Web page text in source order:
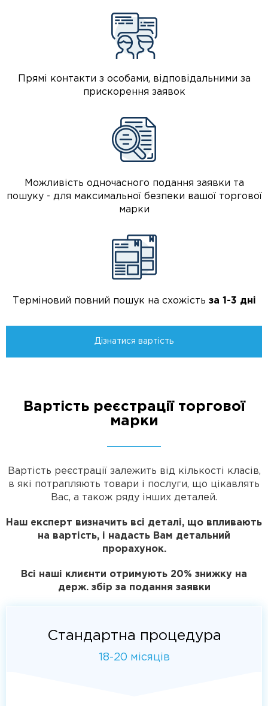
Прямі контакти з особами, відповідальними за
прискорення заявок
Можливість одночасного подання заявки та
пошуку - для максимальної безпеки вашої торгової
марки
Терміновий повний пошук на схожість за 1-3 дні
Дізнатися вартість
Вартість реєстрації торгової
марки
Вартість реєстрації залежить від кількості класів,
в які потрапляють товари і послуги, що цікавлять
Вас, а також ряду інших деталей.
Наш експерт визначить всі деталі, що впливають
на вартість, і надасть Вам детальний
прорахунок.
Всі наші клиєнти отримують 20% знижку на
держ. збір за подання заявки
Стандартна процедура
18-20 місяців